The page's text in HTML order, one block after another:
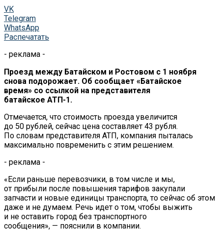
VK
Telegram
WhatsApp
Распечатать
- реклама -
Проезд между Батайском и Ростовом с 1 ноября
снова подорожает. Об сообщает «Батайское
время» со ссылкой на представителя
батайское АТП-1.
Отмечается, что стоимость проезда увеличится
до 50 рублей, сейчас цена составляет 43 рубля.
По словам представителя АТП, компания пыталась
максимально повременить с этим решением.
- реклама -
«Если раньше перевозчики, в том числе и мы,
от прибыли после повышения тарифов закупали
запчасти и новые единицы транспорта, то сейчас об этом
даже и не думаем. Речь идет о том, чтобы выжить
и не оставить город без транспортного
сообщения», — пояснили в компании.